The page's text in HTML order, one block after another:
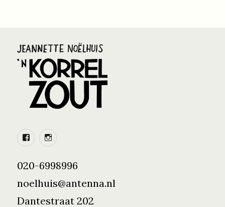
FacebookInstagram
020-6998996
noelhuis@antenna.nl
Dantestraat 202